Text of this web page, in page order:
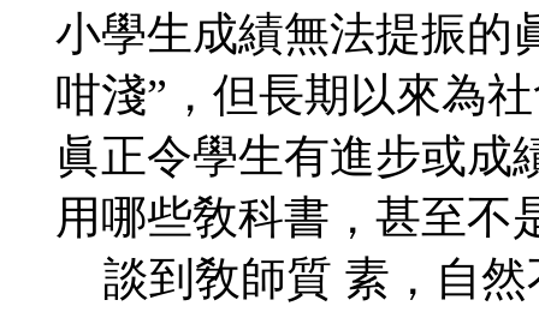
小學生成績無法提振
咁淺”，但長期以來為
眞正令學生有進步或成
用哪些敎科書，甚至不
談到敎師質 素，自然